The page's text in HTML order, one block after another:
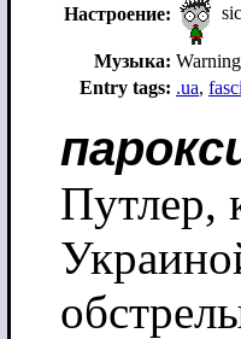
Настроение:
Музыка:
Entry tags: .ua,
Путлер,